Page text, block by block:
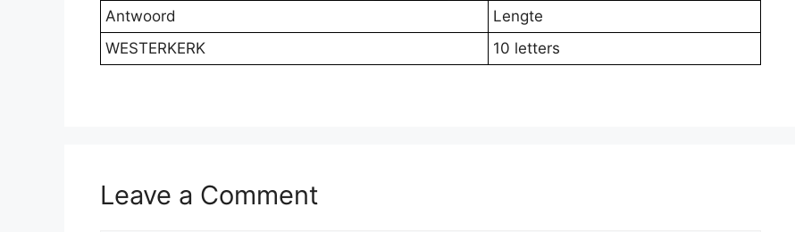
Antwoord
Lengte
WESTERKERK
10 letters
Leave a Comment